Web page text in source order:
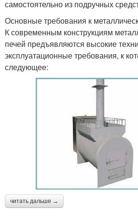
самостоятельно из подручных
Основные требования к
К современным конструкциям
печей предъявляются высокие
эксплуатационные требования, к
следующее:
читать дальше →